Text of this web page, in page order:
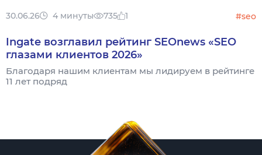
30.06.26 4 минуты 735 1 #seo
Ingate возглавил рейтинг SEOnews «SEO
глазами клиентов 2026»
Благодаря нашим клиентам мы лидируем в рейтинге
11 лет подряд